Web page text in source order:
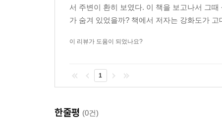
서 주변이 환히 보였다. 이 책을 보고나서 그
가 숨겨 있었을까? 책에서 저자는 강화도가
이 리뷰가 도움이 되었나요?
1
한줄평 (0건)